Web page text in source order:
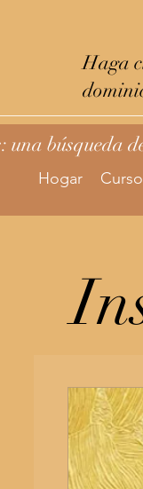
Haga
una búsqueda
Hogar